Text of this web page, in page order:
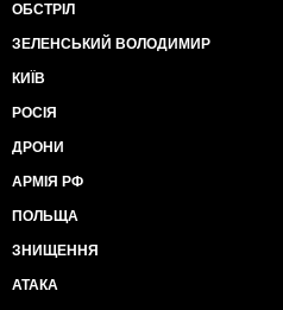
ОБСТРІЛ
ЗЕЛЕНСЬКИЙ ВОЛОДИМИР
КИЇВ
РОСІЯ
ДРОНИ
АРМІЯ РФ
ПОЛЬЩА
ЗНИЩЕННЯ
АТАКА